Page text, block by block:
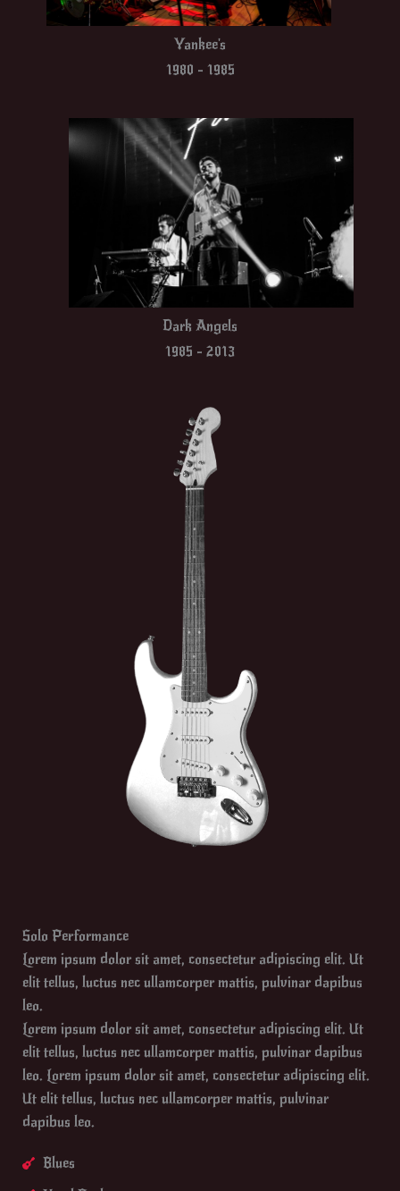
Yankee's
1980 - 1985
Dark Angels
1985 - 2013
Solo Performance
Lorem ipsum dolor sit amet, consectetur adipiscing elit. Ut
elit tellus, luctus nec ullamcorper mattis, pulvinar dapibus
leo.
Lorem ipsum dolor sit amet, consectetur adipiscing elit. Ut
elit tellus, luctus nec ullamcorper mattis, pulvinar dapibus
leo. Lorem ipsum dolor sit amet, consectetur adipiscing elit.
Ut elit tellus, luctus nec ullamcorper mattis, pulvinar
dapibus leo.
Blues